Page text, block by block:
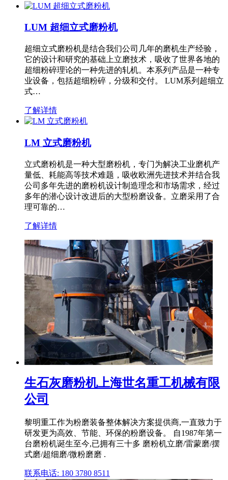
LUM 超细立式磨粉机
超细立式磨粉机是结合我们公司几年的磨机生产经验，
它的设计和研究的基础上立磨技术，吸收了世界各地的
超细粉碎理论的一种先进的轧机。本系列产品是一种专
业设备，包括超细粉碎，分级和交付。 LUM系列超细立
式…
了解详情
LM 立式磨粉机
立式磨粉机是一种大型磨粉机，专门为解决工业磨机产
量低、耗能高等技术难题，吸收欧洲先进技术并结合我
公司多年先进的磨粉机设计制造理念和市场需求，经过
多年的潜心设计改进后的大型粉磨设备。立磨采用了合
理可靠的…
了解详情
生石灰磨粉机上海世名重工机械有限
公司
黎明重工作为粉磨装备整体解决方案提供商,一直致力于
研发更为高效、节能、环保的粉磨设备。 自1987年第一
台磨粉机诞生至今,已拥有三十多 磨粉机立磨/雷蒙磨/摆
式磨/超细磨/微粉磨磨 .
联系电话: 180 3780 8511